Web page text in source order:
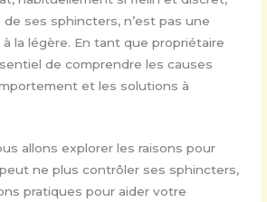
ses sphincters, n’est pas une
la légère. En tant que propriétaire
de comprendre les causes
et les solutions à
allons explorer les raisons pour
ne plus contrôler ses sphincters,
pratiques pour aider votre